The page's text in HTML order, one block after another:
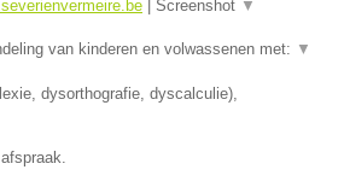
Screenshot ▼
van kinderen en volwassenen met: ▼
dysorthografie, dyscalculie),